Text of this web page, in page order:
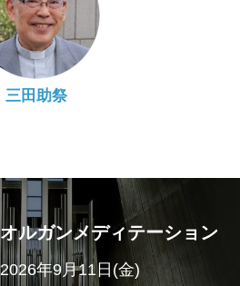
三田助祭
オルガンメディテーション
2026年9月11日(金)